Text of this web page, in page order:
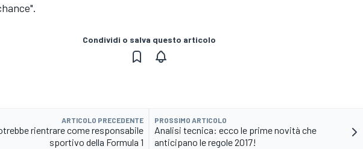
Condividi o salva questo articolo
ARTICOLO PRECEDENTE
rientrare come responsabile
sportivo della Formula 1
PROSSIMO ARTICOLO
Analisi tecnica: ecco le prime novità che
anticipano le regole 2017!